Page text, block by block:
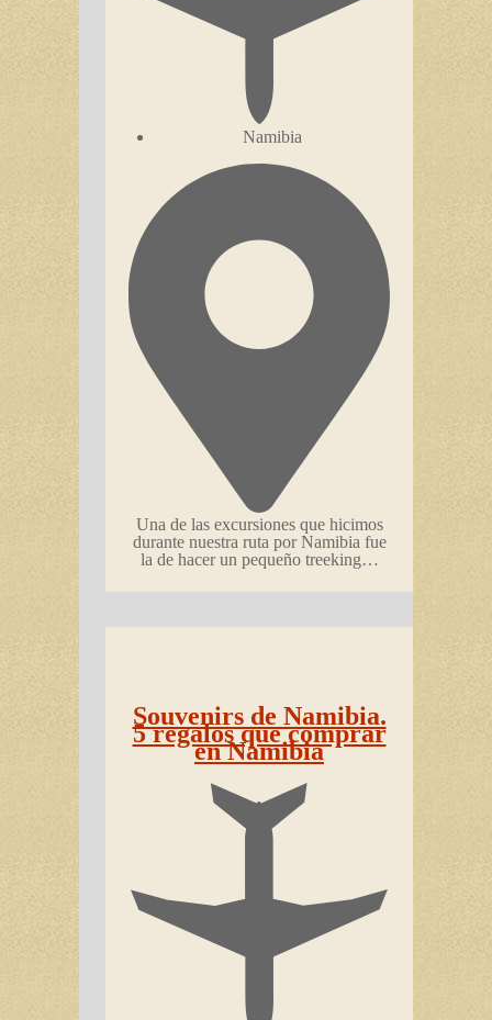
Namibia
Una de las excursiones que hicimos
durante nuestra ruta por Namibia fue
la de hacer un pequeño treeking…
Souvenirs de Namibia.
5 regalos que comprar
en Namibia